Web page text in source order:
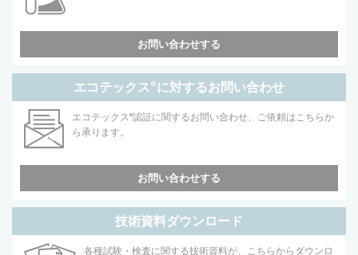
お問い合わせする
エコテックス®に対するお問い合わせ
エコテックス®認証に関するお問い合わせ、ご依頼はこちらか
ら承ります。
お問い合わせする
技術資料ダウンロード
各種試験・検査に関する技術資料が、こちらからダウンロ